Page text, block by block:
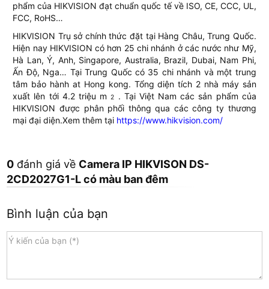
phẩm của HIKVISION đạt chuẩn quốc tế về ISO, CE, CCC, UL,
FCC, RoHS…
HIKVISION Trụ sở chính thức đặt tại Hàng Châu, Trung Quốc.
Hiện nay HIKVISION có hơn 25 chi nhánh ở các nước như Mỹ,
Hà Lan, Ý, Anh, Singapore, Australia, Brazil, Dubai, Nam Phi,
Ấn Độ, Nga… Tại Trung Quốc có 35 chi nhánh và một trung
tâm bảo hành at Hong kong. Tổng diện tích 2 nhà máy sản
xuất lên tới 4.2 triệu m 2
. Tại Việt Nam các sản phẩm của
HIKVISION được phân phối thông qua các công ty thương
mại đại diện.Xem thêm tại https://www.hikvision.com/
0 đánh giá về Camera IP HIKVISON DS-
2CD2027G1-L có màu ban đêm
Bình luận của bạn